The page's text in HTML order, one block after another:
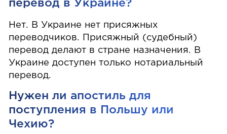
перевод в Украине?
Нет. В Украине нет присяжных
переводчиков. Присяжный (судебный)
перевод делают в стране назначения. В
Украине доступен только нотариальный
перевод.
Нужен ли апостиль для
поступления в Польшу или
Чехию?